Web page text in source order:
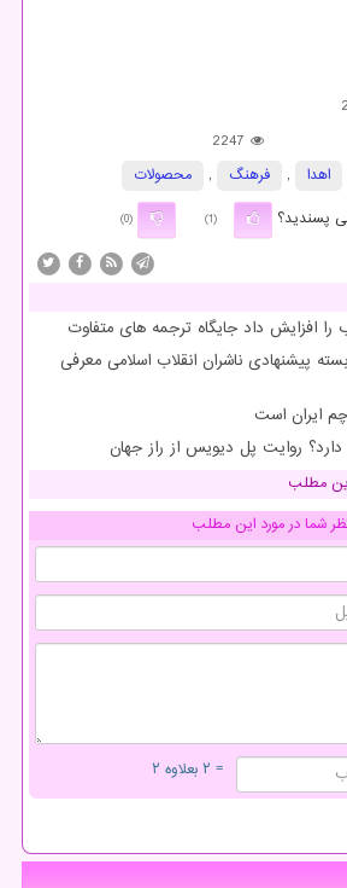
2247
اهدا , فرهنگ ,
محصولات
پسندید؟
(1)
(0)
افزایش داد جایگاه ترجمه های متفاوت
پیشنهادی ناشران انقلاب اسلامی معرفی
ایران است
دارد؟ روایت پل دیویس از راز جهان
این مطلب
شما در مورد این مطلب
= ۲ بعلاوه ۲